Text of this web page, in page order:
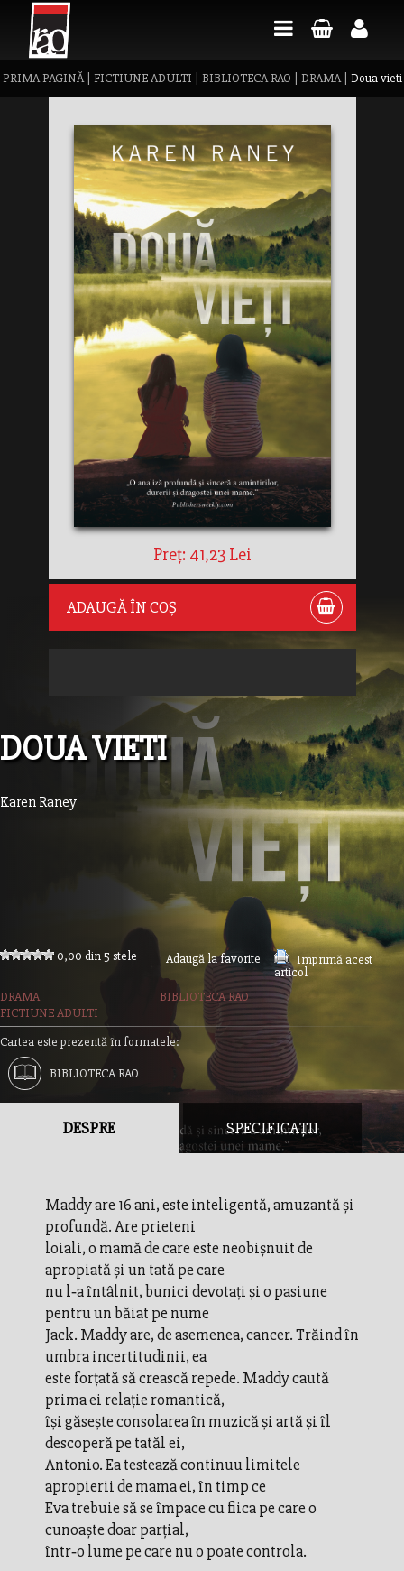
PRIMA PAGINĂ| FICTIUNE ADULTI BIBLIOTECA RAO DRAMA| Doua vieti
Preț: 41,23 Lei
ADAUGĂ ÎN COȘ
DOUA VIETI
Karen Raney
0,00 din 5 stele Adaugă la favorite
Imprimă acest
articol
DRAMA
BIBLIOTECA RAO
FICTIUNE ADULTI
Cartea este prezentă în formatele:
BIBLIOTECA RAO
DESPRE SPECIFICAȚII
Maddy are 16 ani, este inteligentă, amuzantă și
profundă. Are prieteni
loiali, o mamă de care este neobișnuit de
apropiată și un tată pe care
nu l‑a întâlnit, bunici devotați și o pasiune
pentru un băiat pe nume
Jack. Maddy are, de asemenea, cancer. Trăind în
umbra incertitudinii, ea
este forțată să crească repede. Maddy caută
prima ei relație romantică,
își găsește consolarea în muzică și artă și îl
descoperă pe tatăl ei,
Antonio. Ea testează continuu limitele
apropierii de mama ei, în timp ce
Eva trebuie să se împace cu fiica pe care o
cunoaște doar parțial,
într‑o lume pe care nu o poate controla.